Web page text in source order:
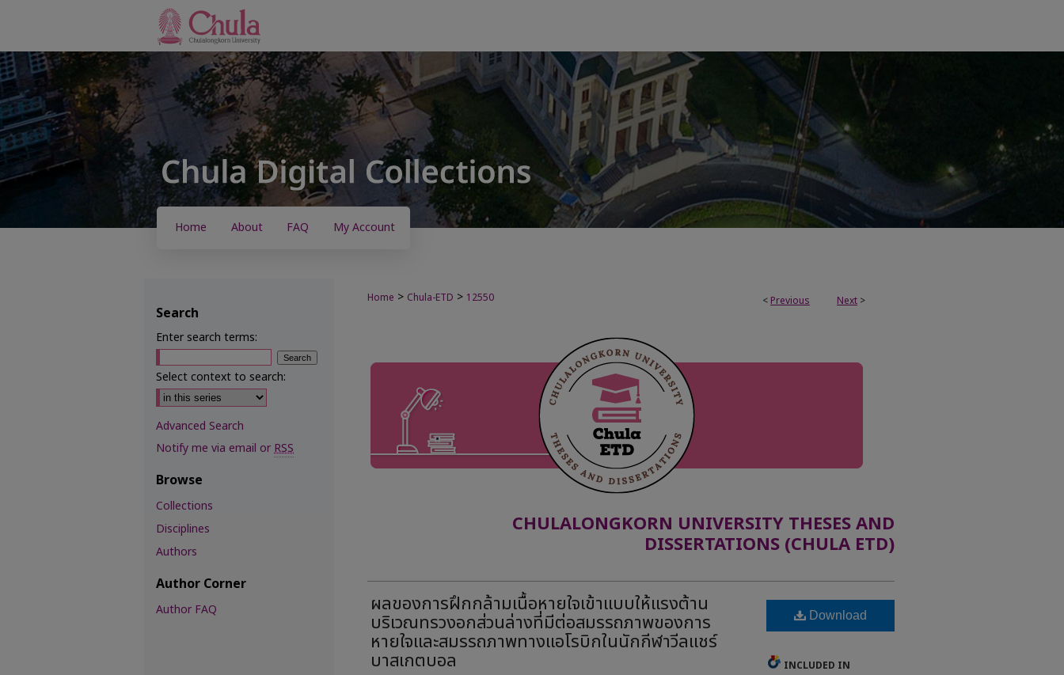
Home About FAQ My Account
< Previous Next >
Home > Chula-ETD > 12550
CHULALONGKORN UNIVERSITY THESES AND
DISSERTATIONS (CHULA ETD)
ผลของการฝึกกล้ามเนื้อหายใจเข้าแบบให้แรงต้าน
บริเวณทรวงอกส่วนล่างที่มีต่อสมรรถภาพของการ
หายใจและสมรรถภาพทางแอโรบิกในนักกีฬาวีลแชร์
บาสเกตบอล
Download
INCLUDED IN
Search
Enter search terms:
Select context to search:
Advanced Search
Notify me via email orRSS
Browse
Collections
Disciplines
Authors
Author Corner
Author FAQ